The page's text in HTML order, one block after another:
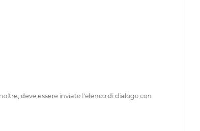
deve essere inviato l'elenco di dialogo con